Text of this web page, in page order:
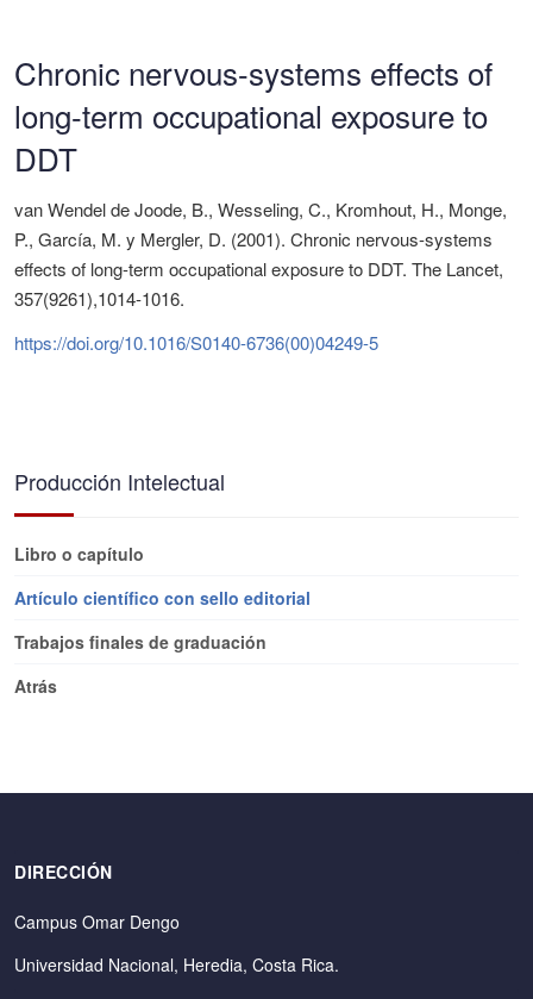
Chronic nervous-systems effects of
long-term occupational exposure to
DDT
van Wendel de Joode, B., Wesseling, C., Kromhout, H., Monge,
P., García, M. y Mergler, D. (2001). Chronic nervous-systems
effects of long-term occupational exposure to DDT. The Lancet,
357(9261),1014-1016.
https://doi.org/10.1016/S0140-6736(00)04249-5
Producción Intelectual
Libro o capítulo
Artículo científico con sello editorial
Trabajos finales de graduación
Atrás
DIRECCIÓN
Campus Omar Dengo
Universidad Nacional, Heredia, Costa Rica.